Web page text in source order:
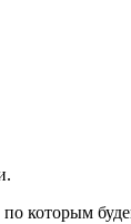
которым